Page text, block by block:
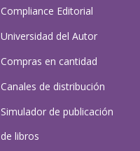
Compliance Editorial
Universidad del Autor
Compras en cantidad
Canales de distribución
Simulador de publicación
de libros